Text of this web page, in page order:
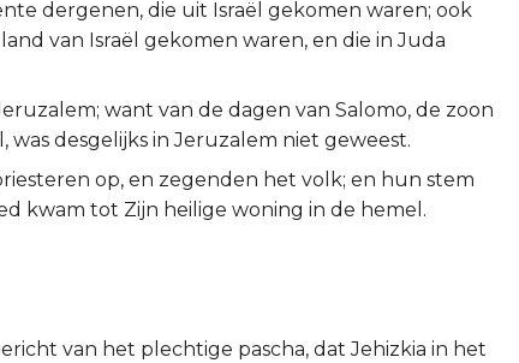
dergenen, die uit Israël gekomen waren; ook
van Israël gekomen waren, en die in Juda
want van de dagen van Salomo, de zoon
was desgelijks in Jeruzalem niet geweest.
op, en zegenden het volk; en hun stem
kwam tot Zijn heilige woning in de hemel.
van het plechtige pascha, dat Jehizkia in het